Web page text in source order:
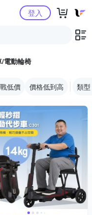
購物中心登入
/電動輪椅
低價 價格低到高 類型